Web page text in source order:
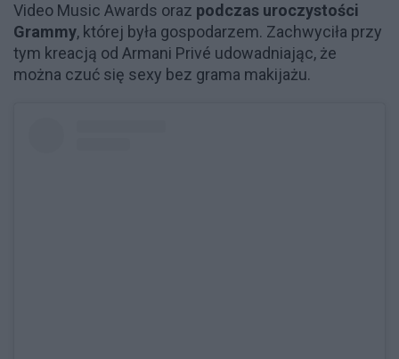
Video Music Awards oraz podczas uroczystości
Grammy, której była gospodarzem. Zachwyciła przy
tym kreacją od Armani Privé udowadniając, że
można czuć się sexy bez grama makijażu.